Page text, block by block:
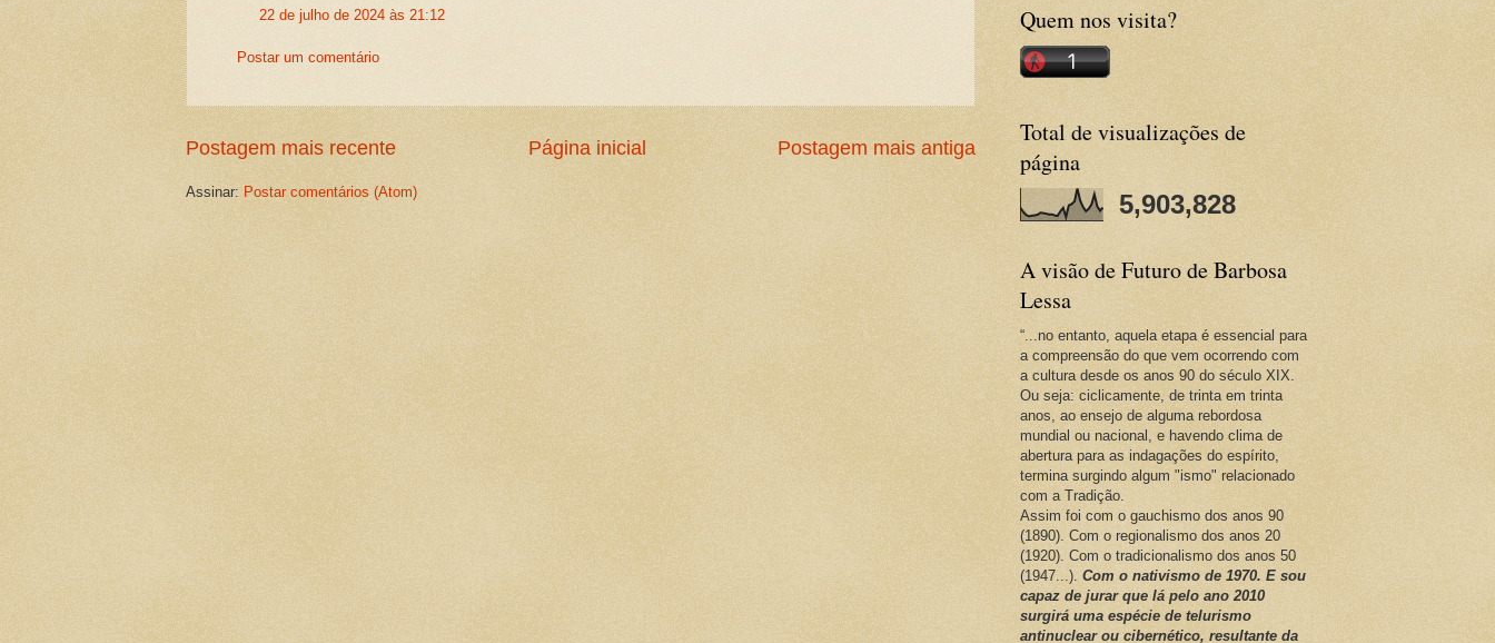
22 de julho de 2024 às 21:12
Postar um comentário
Postagem mais recente Postagem mais antiga
Página inicial
Assinar: Postar comentários (Atom)
Quem nos visita?
Total de visualizações de
página
5,903,828
A visão de Futuro de Barbosa
Lessa
“...no entanto, aquela etapa é essencial para
a compreensão do que vem ocorrendo com
a cultura desde os anos 90 do século XIX.
Ou seja: ciclicamente, de trinta em trinta
anos, ao ensejo de alguma rebordosa
mundial ou nacional, e havendo clima de
abertura para as indagações do espírito,
termina surgindo algum "ismo" relacionado
com a Tradição.
Assim foi com o gauchismo dos anos 90
(1890). Com o regionalismo dos anos 20
(1920). Com o tradicionalismo dos anos 50
(1947...). Com o nativismo de 1970. E sou
capaz de jurar que lá pelo ano 2010
surgirá uma espécie de telurismo
antinuclear ou cibernético, resultante da